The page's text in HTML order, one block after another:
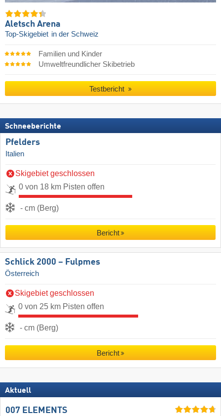
Aletsch Arena
Top-Skigebiet in der Schweiz
Familien und Kinder
Umweltfreundlicher Skibetrieb
Testbericht
Schneeberichte
Pfelders
Italien
Skigebiet geschlossen
0 von 18 km Pisten offen
- cm (Berg)
Bericht
Schlick 2000 – Fulpmes
Österreich
Skigebiet geschlossen
0 von 25 km Pisten offen
- cm (Berg)
Bericht
Aktuell
007 ELEMENTS